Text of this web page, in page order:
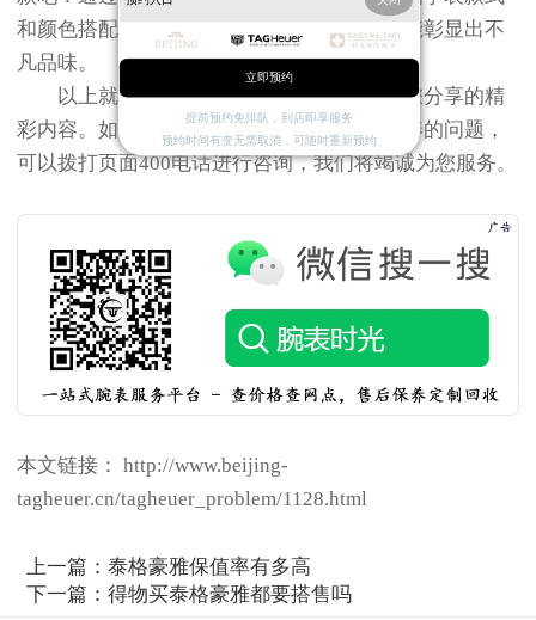
和颜色搭配方案，在展现个人魅力的同时也能彰显出不
凡品味。
以上就是北京泰格豪雅售后服务中心为您分享的精
彩内容。如果您还有其他关于手表维护和保养的问题，
可以拨打页面400电话进行咨询，我们将竭诚为您服务。
本文链接： http://www.beijing-
tagheuer.cn/tagheuer_problem/1128.html
上一篇：泰格豪雅保值率有多高
下一篇：得物买泰格豪雅都要搭售吗
立即预约
提前预约免排队，到店即享服务
预约时间有变无需取消，可随时重新预约